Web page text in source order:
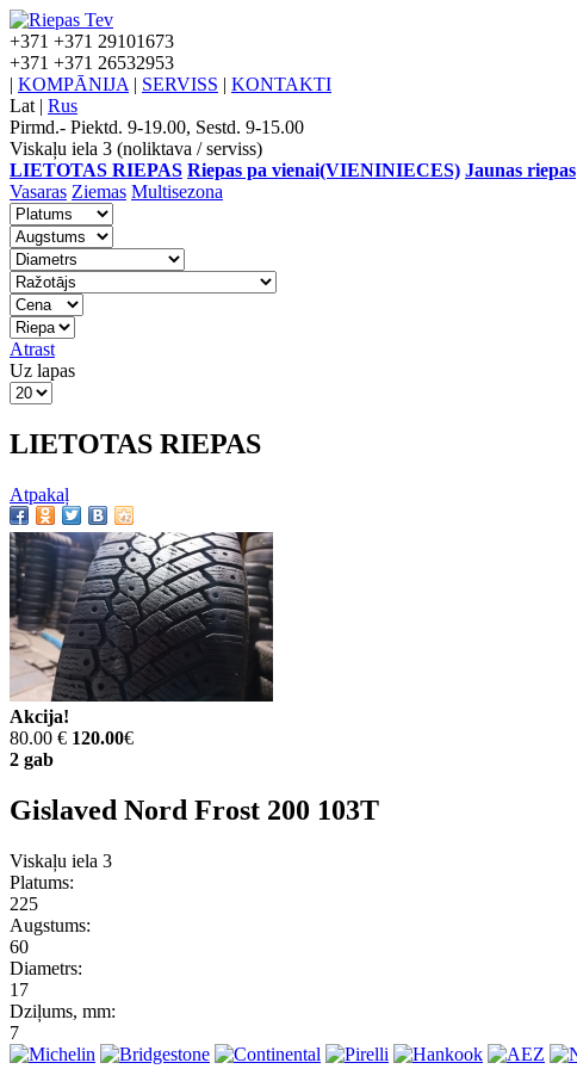
+371 +371 29101673
+371 +371 26532953
| KOMPĀNIJA | SERVISS | KONTAKTI
Lat | Rus
Pirmd.- Piektd. 9-19.00, Sestd. 9-15.00
Viskaļu iela 3 (noliktava / serviss)
LIETOTAS RIEPAS Riepas pa vienai(VIENINIECES) Jaunas riepas
Vasaras Ziemas Multisezona
Atrast
Uz lapas
LIETOTAS RIEPAS
Atpakaļ
Akcija!
80.00 € 120.00€
2 gab
Gislaved Nord Frost 200 103T
Viskaļu iela 3
Platums:
225
Augstums:
60
Diametrs:
17
Dziļums, mm:
7